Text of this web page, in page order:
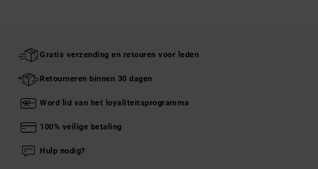
Gratis verzending en retouren voor leden
Retourneren binnen 30 dagen
Word lid van het loyaliteitsprogramma
100% veilige betaling
Hulp nodig?